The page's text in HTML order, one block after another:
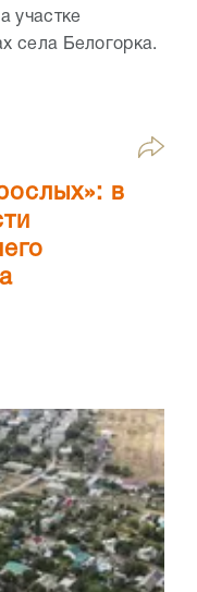
участке
села Белогорка.
в